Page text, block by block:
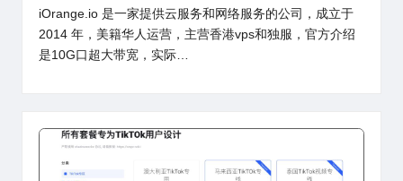
iOrange.io 是一家提供云服务和网络服务的公司，成立于
2014 年，美籍华人运营，主营香港vps和独服，官方介绍
是10G口超大带宽，实际…